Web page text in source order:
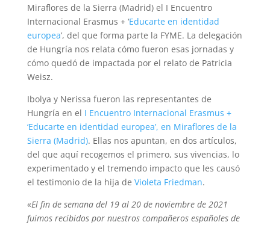
Miraflores de la Sierra (Madrid) el I Encuentro
Internacional Erasmus + ‘Educarte en identidad
europea’, del que forma parte la FYME. La delegación
de Hungría nos relata cómo fueron esas jornadas y
cómo quedó de impactada por el relato de Patricia
Weisz.
Ibolya y Nerissa fueron las representantes de
Hungría en el I Encuentro Internacional Erasmus +
‘Educarte en identidad europea’, en Miraflores de la
Sierra (Madrid). Ellas nos apuntan, en dos artículos,
del que aquí recogemos el primero, sus vivencias, lo
experimentado y el tremendo impacto que les causó
el testimonio de la hija de Violeta Friedman.
«El fin de semana del 19 al 20 de noviembre de 2021
fuimos recibidos por nuestros compañeros españoles de